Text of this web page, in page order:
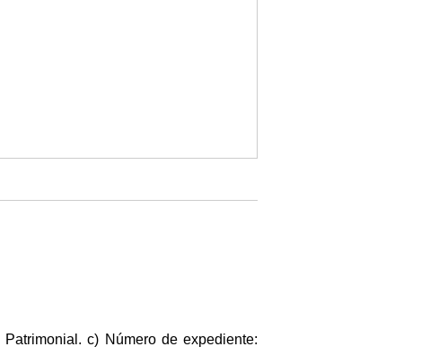
c) Número de expediente: